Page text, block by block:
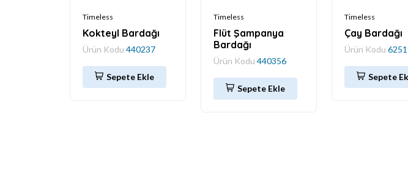
Timeless
Kokteyl Bardağı
Ürün Kodu 440237
Sepete Ekle
Timeless
Flüt Şampanya
Bardağı
Ürün Kodu 440356
Sepete Ekle
Timeless
Çay Bardağı
Ürün Kodu
Sepete